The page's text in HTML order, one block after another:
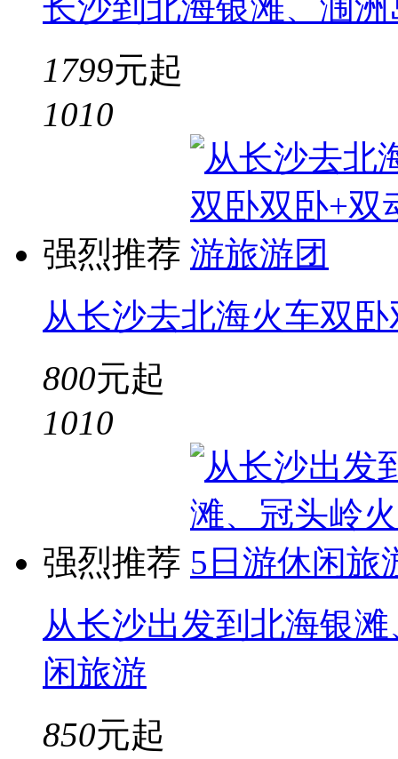
1799元起
1010
强烈推荐
从长沙去北海火车双
800元起
1010
强烈推荐
从长沙出发到北海银
闲旅游
850元起